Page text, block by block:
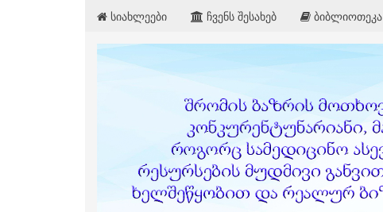
სიახლეები ჩვენს შესახებ ბიბლიოთეკა